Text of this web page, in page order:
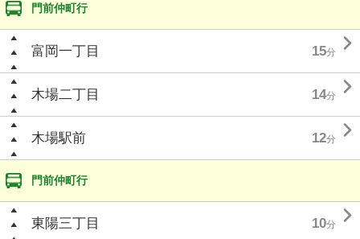
門前仲町行
富岡一丁目 15分 
木場二丁目 14分 
木場駅前 12分 
門前仲町行
東陽三丁目 10分 